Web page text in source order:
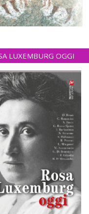
LUXEMBURG OGGI